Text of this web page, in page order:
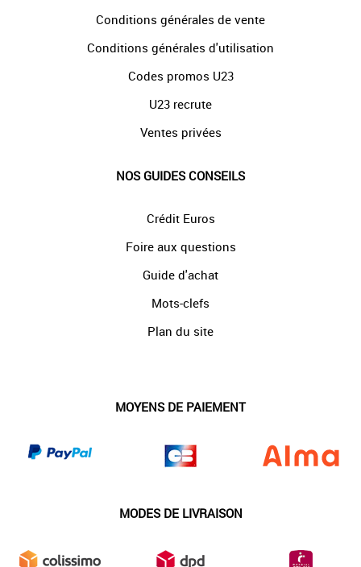
Conditions générales de vente
Conditions générales d'utilisation
Codes promos U23
U23 recrute
Ventes privées
NOS GUIDES CONSEILS
Crédit Euros
Foire aux questions
Guide d'achat
Mots-clefs
Plan du site
MOYENS DE PAIEMENT
MODES DE LIVRAISON